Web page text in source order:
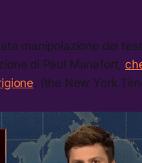
manipolazione dei
di Paul Manafort,
. (the New York